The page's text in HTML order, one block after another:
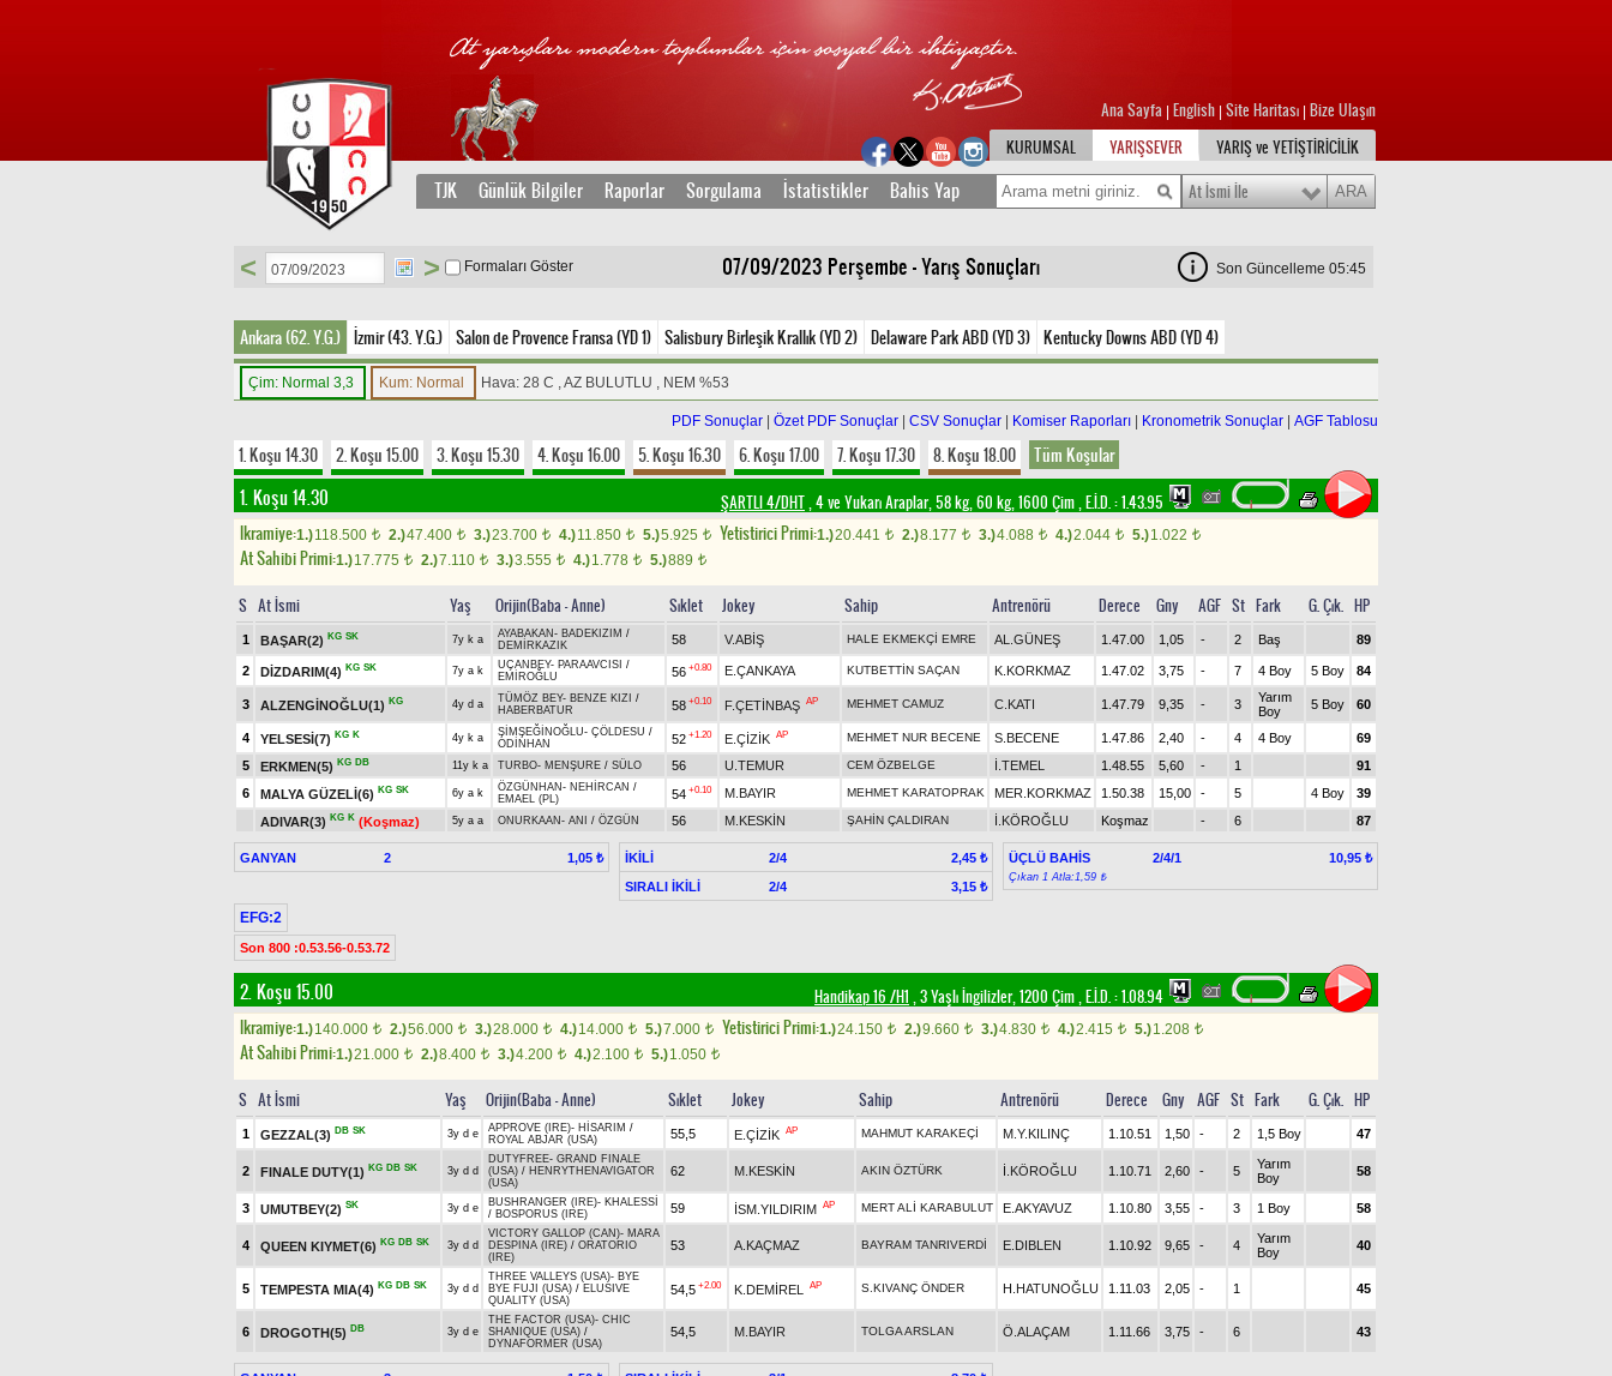
Ana Sayfa English Site Haritası Bize Ulaşın
KURUMSAL
YARIŞSEVER YARIŞ ve YETİŞTİRİCİLİK
TJK Günlük Bilgiler Raporlar Sorgulama İstatistikler Bahis Yap At İsmi İle
07/09/2023 Perşembe - Yarış Sonuçları
< > Formaları Göster Son Güncelleme 05:45
Ankara (62. Y.G.) İzmir (43. Y.G.) Salon de Provence Fransa (YD 1) Salisbury Birleşik Krallık (YD 2) Delaware Park ABD (YD 3) Kentucky Downs ABD (YD 4)
Çim: Normal 3,3 Kum: Normal Hava: 28 C , AZ BULUTLU , NEM %53
PDF Sonuçlar Özet PDF Sonuçlar CSV Sonuçlar Komiser Raporları Kronometrik Sonuçlar AGF Tablosu
1. Koşu 14.30 2. Koşu 15.00 3. Koşu 15.30 4. Koşu 16.00 5. Koşu 16.30 6. Koşu 17.00 7. Koşu 17.30 8. Koşu 18.00 Tüm Koşular
1. Koşu 14.30 ŞARTLI 4/DHT, 4 ve Yukarı Araplar, 58 kg, 60 kg, 1600 Çim,E.İ.D. :1.43.95
Ikramiye:1.)118.500 t 2.)47.400 t 3.)23.700 t 4.)11.850 t 5.)5.925 t Yetistirici Primi:1.)20.441 t 2.)8.177 t 3.)4.088 t 4.)2.044 t 5.)1.022 t
At Sahibi Primi:1.)17.775 t 2.)7.110 t 3.)3.555 t 4.)1.778 t 5.)889 t
S At İsmi Yaş Orijin(Baba - Anne) Sıklet Jokey Sahip Antrenörü Derece Gny AGF St Fark G. Çık. HP
1 BAŞAR(2) KG SK 7y k a AYABAKAN - BADEKIZIM /
DEMİRKAZIK
58 V.ABİŞ HALE EKMEKÇİ EMRE AL.GÜNEŞ 1.47.00 1,05 - 2 Baş 89
2 DİZDARIM(4) KG SK 7y a k UÇANBEY- PARAAVCISI /
EMİROĞLU
56 +0.80 E.ÇANKAYA KUTBETTİN SAÇAN K.KORKMAZ 1.47.02 3,75 - 7 4 Boy 5 Boy 84
3 ALZENGİNOĞLU(1) KG 4y d a TÜMÖZ BEY- BENZE KIZI /
HABERBATUR
58 +0.10 F.ÇETİNBAŞ AP MEHMET CAMUZ C.KATI 1.47.79 9,35 - 3
Yarım
Boy
5 Boy 60
4 YELSESİ(7) KG K 4y k a ŞİMŞEĞİNOĞLU- ÇÖLDESU /
ODİNHAN
52 +1.20 E.ÇİZİK AP MEHMET NUR BECENE S.BECENE 1.47.86 2,40 - 4 4 Boy
69
5
ERKMEN(5) KG DB 11y k a TURBO- MENŞURE / SÜLO 56 U.TEMUR CEM ÖZBELGE İ.TEMEL 1.48.55 5,60 - 1
91
6
MALYA GÜZELİ(6) KG SK 6y a k ÖZGÜNHAN - NEHİRCAN /
EMAEL (PL)
54 +0.10 M.BAYIR MEHMET KARATOPRAK MER.KORKMAZ 1.50.38 15,00 - 5 4 Boy
39
ADIVAR(3) KG K (Koşmaz) 5y a a ONURKAAN - ANI / ÖZGÜN 56 M.KESKİN ŞAHİN ÇALDIRAN İ.KÖROĞLU Koşmaz - 6 87
GANYAN 2 1,05 ₺ İKİLİ 2/4
2,45 ₺
SIRALI İKİLİ
2/4 3,15 ₺
ÜÇLÜ BAHİS 2/4/1 10,95 ₺
Çıkan 1 Atla:1,59 ₺
EFG:2
Son 800 :0.53.56-0.53.72
2. Koşu 15.00 Handikap 16 /H1 , 3 Yaşlı İngilizler, 1200 Çim,E.İ.D. :1.08.94
Ikramiye:1.)140.000 t 2.)56.000 t 3.)28.000 t 4.)14.000 t 5.)7.000 t Yetistirici Primi:1.)24.150 t 2.)9.660 t 3.)4.830 t 4.)2.415 t 5.)1.208 t
At Sahibi Primi:1.)21.000 t 2.)8.400 t 3.)4.200 t 4.)2.100 t 5.)1.050 t
S At İsmi Yaş Orijin(Baba - Anne) Sıklet Jokey Sahip Antrenörü Derece Gny AGF St Fark G. Çık. HP
1 GEZZAL(3) DB SK 3y d e APPROVE (IRE)- HİSARIM /
ROYAL ABJAR (USA)
55,5 E.ÇİZİK AP MAHMUT KARAKEÇİ M.Y.KILINÇ 1.10.51 1,50 - 2 1,5 Boy 47
2 FINALE DUTY(1) KG DB SK 3y d d
DUTYFREE- GRAND FINALE
(USA) / HENRYTHENAVIGATOR
(USA)
62 M.KESKİN AKIN ÖZTÜRK İ.KÖROĞLU 1.10.71 2,60 - 5
Yarım
Boy
58
3 UMUTBEY(2) SK 3y d e BUSHRANGER (IRE)- KHALESSİ
/ BOSPORUS (IRE) 59 İSM.YILDIRIM AP MERT ALİ KARABULUT E.AKYAVUZ 1.10.80 3,55 - 3 1 Boy 58
4 QUEEN KIYMET(6) KG DB SK 3y d d
VICTORY GALLOP (CAN)- MARA
DESPINA (IRE) / ORATORIO
(IRE)
53 A.KAÇMAZ BAYRAM TANRIVERDİ E.DIBLEN 1.10.92 9,65 - 4
Yarım
Boy
40
5 TEMPESTA MIA(4) KG DB SK 3y d d
THREE VALLEYS (USA)- BYE
BYE FUJI (USA) / ELUSIVE
QUALITY (USA)
54,5 +2.00 K.DEMİREL AP S.KIVANÇ ÖNDER H.HATUNOĞLU 1.11.03 2,05 - 1 45
6 DROGOTH(5) DB 3y d e
THE FACTOR (USA)- CHIC
SHANIQUE (USA) /
DYNAFORMER (USA)
54,5 M.BAYIR TOLGA ARSLAN Ö.ALAÇAM 1.11.66 3,75 - 6 43